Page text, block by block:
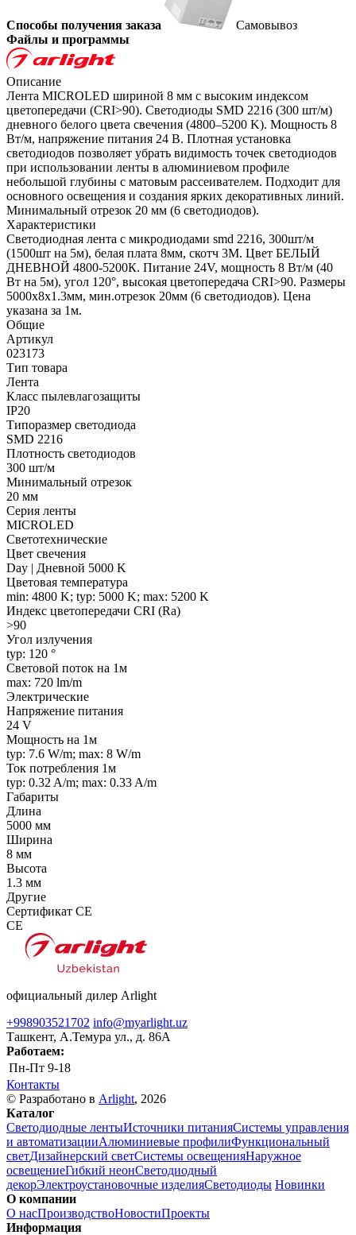
Способы получения заказа
Самовывоз
Файлы и программы
Описание
Лента MICROLED шириной 8 мм с высоким индексом
цветопередачи (CRI>90). Светодиоды SMD 2216 (300 шт/м)
дневного белого цвета свечения (4800–5200 K). Мощность 8
Вт/м, напряжение питания 24 В. Плотная установка
светодиодов позволяет убрать видимость точек светодиодов
при использовании ленты в алюминиевом профиле
небольшой глубины с матовым рассеивателем. Подходит для
основного освещения и создания ярких декоративных линий.
Минимальный отрезок 20 мм (6 светодиодов).
Характеристики
Светодиодная лента с микродиодами smd 2216, 300шт/м
(1500шт на 5м), белая плата 8мм, скотч 3М. Цвет БЕЛЫЙ
ДНЕВНОЙ 4800-5200К. Питание 24V, мощность 8 Вт/м (40
Вт на 5м), угол 120°, высокая цветопередача CRI>90. Размеры
5000х8х1.3мм, мин.отрезок 20мм (6 светодиодов). Цена
указана за 1м.
Общие
Артикул
023173
Тип товара
Лента
Класс пылевлагозащиты
IP20
Типоразмер светодиода
SMD 2216
Плотность светодиодов
300 шт/м
Минимальный отрезок
20 мм
Серия ленты
MICROLED
Светотехнические
Цвет свечения
Day | Дневной 5000 K
Цветовая температура
min: 4800 K; typ: 5000 K; max: 5200 K
Индекс цветопередачи CRI (Ra)
>90
Угол излучения
typ: 120 °
Световой поток на 1м
max: 720 lm/m
Электрические
Напряжение питания
24 V
Мощность на 1м
typ: 7.6 W/m; max: 8 W/m
Ток потребления 1м
typ: 0.32 A/m; max: 0.33 A/m
Габариты
Длина
5000 мм
Ширина
8 мм
Высота
1.3 мм
Другие
Сертификат CE
CE
официальный дилер Arlight
+998903521702 info@myarlight.uz
Ташкент, А.Темура ул., д. 86А
Работаем:
Пн-Пт 9-18
Контакты
© Разработано в Arlight, 2026
Каталог
Светодиодные лентыИсточники питанияСистемы управления
и автоматизацииАлюминиевые профилиФункциональный
светДизайнерский светСистемы освещенияНаружное
освещениеГибкий неонСветодиодный
декорЭлектроустановочные изделияСветодиоды Новинки
О компании
О насПроизводствоНовостиПроекты
Информация